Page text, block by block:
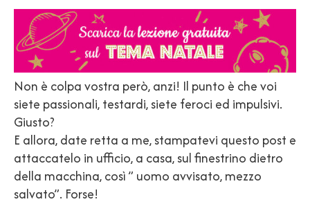
Non è colpa vostra però, anzi! Il punto è che voi
siete passionali, testardi, siete feroci ed impulsivi.
Giusto?
E allora, date retta a me, stampatevi questo post e
attaccatelo in ufficio, a casa, sul finestrino dietro
della macchina, così ” uomo avvisato, mezzo
salvato”. Forse!